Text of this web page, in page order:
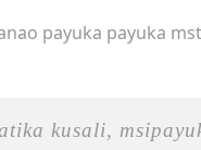
payuka payuka
kusali,